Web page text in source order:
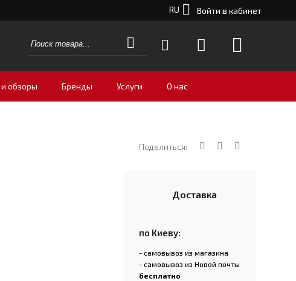
Войти в кабинет
RU
обзоры Бренды Услуги О нас
Поделиться:
Доставка
по Киеву:
- самовывоз из магазина
- самовывоз из Новой почты
бесплатно